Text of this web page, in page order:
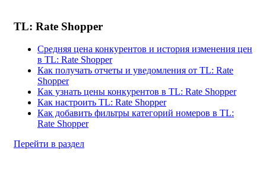
TL: Rate Shopper
Средняя цена конкурентов и история изменения цен
в TL: Rate Shopper
Как получать отчеты и уведомления от TL: Rate
Shopper
Как узнать цены конкурентов в TL: Rate Shopper
Как настроить TL: Rate Shopper
Как добавить фильтры категорий номеров в TL:
Rate Shopper
Перейти в раздел